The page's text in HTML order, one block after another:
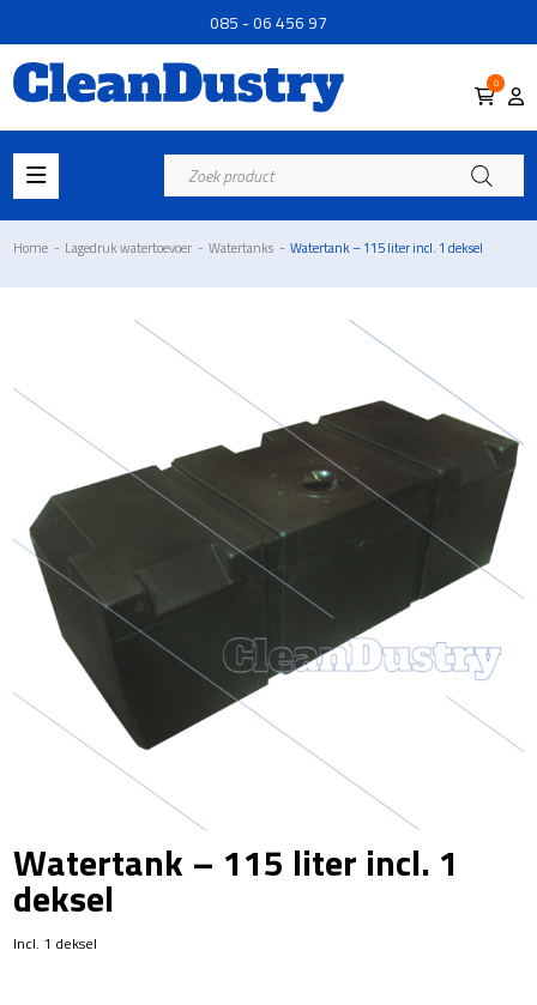
085 - 06 456 97
0
Producten
zoeken
Home - Lagedruk watertoevoer - Watertanks - Watertank – 115 liter incl. 1 deksel
Watertank – 115 liter incl. 1
deksel
Incl. 1 deksel